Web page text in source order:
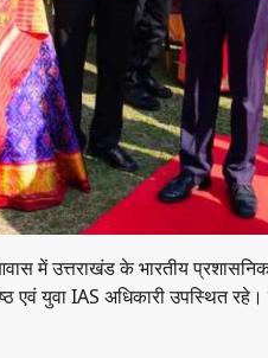
में उत्तराखंड के भारतीय
एवं युवा IAS अधिकारी उपस्थित